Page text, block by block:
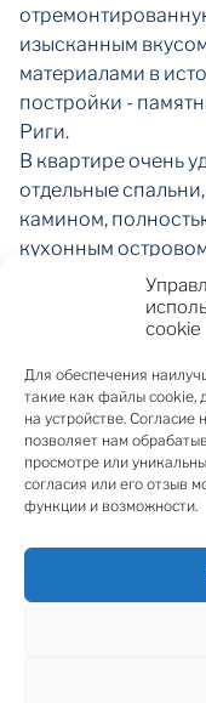
cookie
Для обеспечения
такие как файлы cookie,
на устройстве. Согласие
позволяет нам
просмотре или
согласия или его отзыв
функции и возможности.
изысканным
материалами в
постройки -
Риги.
В квартире очень
отдельные
камином,
кухонным
видом на зеленый
комнаты - одна
душем, а также
помещение.
В отделке
материалы и
паркет Coswick,
комнатах,
Hansgrohe,
украшения из
двери,
На кухне
покрытием,